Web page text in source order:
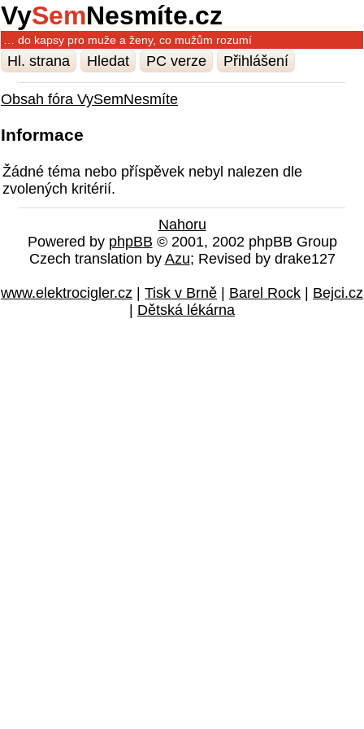
VySemNesmíte.cz
… do kapsy pro muže a ženy, co mužům rozumí
Hl. strana Hledat PC verze Přihlášení
Obsah fóra VySemNesmíte
Informace
Žádné téma nebo příspěvek nebyl nalezen dle
zvolených kritérií.
Nahoru
Powered by phpBB © 2001, 2002 phpBB Group
Czech translation by Azu; Revised by drake127
www.elektrocigler.cz Tisk v Brně Barel Rock
Bejci.cz
Dětská lékárna